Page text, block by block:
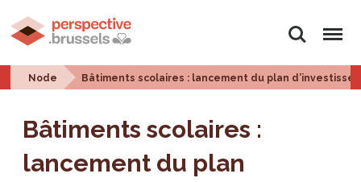
Search Menu
Node Bâtiments scolaires : lancement du plan
Bâtiments scolaires :
lancement du plan